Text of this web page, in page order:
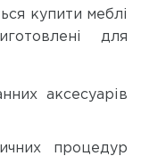
купити меблі
для
аксесуарів
процедур